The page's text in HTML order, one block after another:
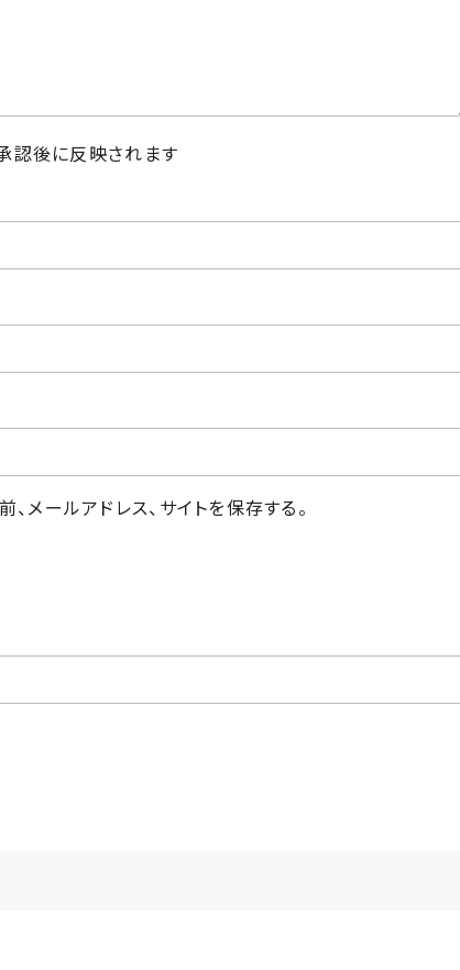
認後に反映されます
メールアドレス、サイトを保存する。